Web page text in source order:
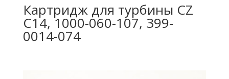
Картридж для турбины CZ
C14, 1000-060-107, 399-
0014-074